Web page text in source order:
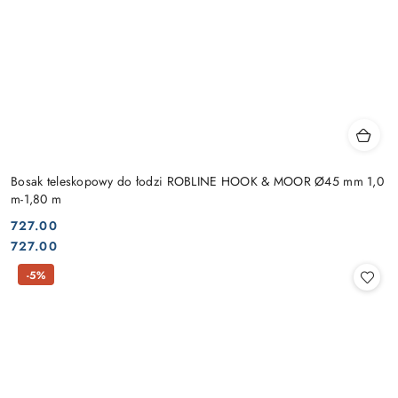
Bosak teleskopowy do łodzi ROBLINE HOOK & MOOR Ø45 mm 1,0
m-1,80 m
Cena:
727.00
Cena:
727.00
-5%